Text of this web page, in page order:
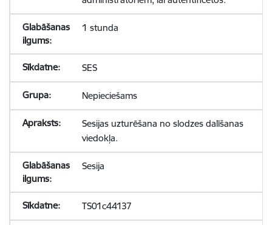
1 stunda
SES
Nepieciešams
Sesijas uzturēšana no slodzes dalīšanas
viedokļa.
Sesija
TS01c44137